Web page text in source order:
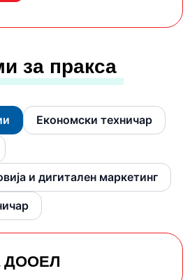
за пракса
Економски техничар
и дигитален маркетинг
ДООЕЛ